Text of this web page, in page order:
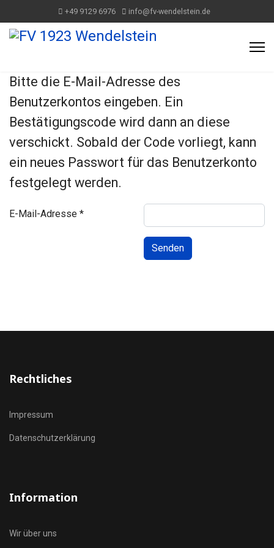
+49 9129 6976 info@fv-wendelstein.de
Bitte die E-Mail-Adresse des
Benutzerkontos eingeben. Ein
Bestätigungscode wird dann an diese
verschickt. Sobald der Code vorliegt, kann
ein neues Passwort für das Benutzerkonto
festgelegt werden.
E-Mail-Adresse *
Senden
Rechtliches
Impressum
Datenschutzerklärung
Information
Wir über uns